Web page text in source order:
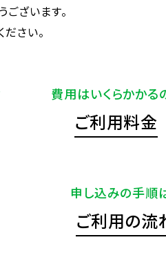
ございます。
さい。
費用はいくらかかる
ご利用料金
申し込みの手順
ご利用の流